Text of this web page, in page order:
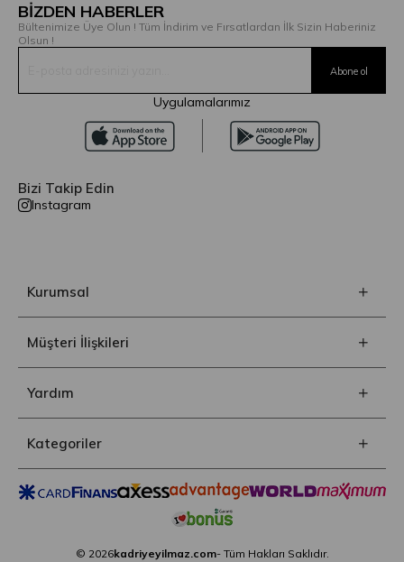
BİZDEN HABERLER
Bültenimize Üye Olun ! Tüm İndirim ve Fırsatlardan İlk Sizin Haberiniz
Olsun !
Uygulamalarımız
Bizi Takip Edin
Instagram
Kurumsal
Müşteri İlişkileri
Yardım
Kategoriler
© 2026kadriyeyilmaz.com- Tüm Hakları Saklıdır.